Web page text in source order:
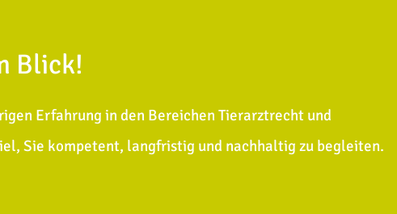
Blick!
Erfahrung in den Bereichen Tierarztrecht und
Sie kompetent, langfristig und nachhaltig zu begleiten.